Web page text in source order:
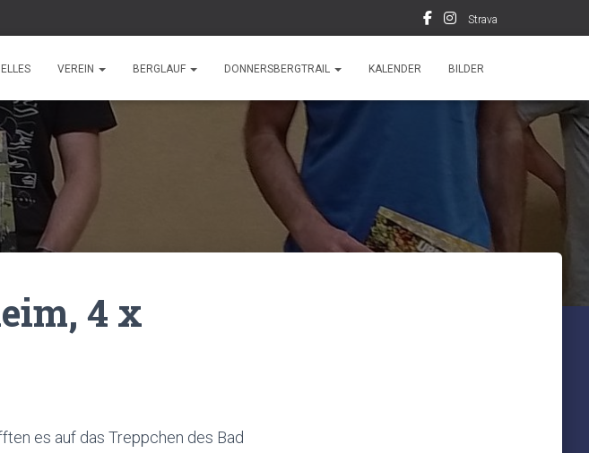
Strava
VEREIN BERGLAUF DONNERSBERGTRAIL KALENDER BILDER
4 x
es auf das Treppchen des Bad